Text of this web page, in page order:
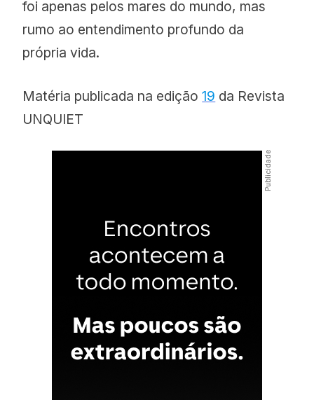
foi apenas pelos mares do mundo, mas
rumo ao entendimento profundo da
própria vida.
Matéria publicada na edição19 da Revista
UNQUIET